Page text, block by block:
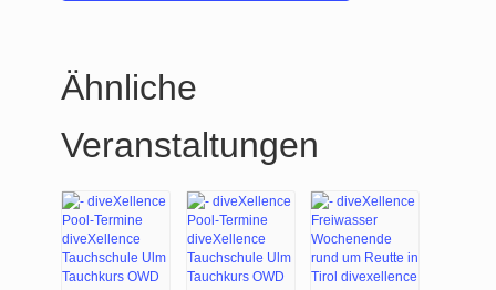
Ähnliche
Veranstaltungen